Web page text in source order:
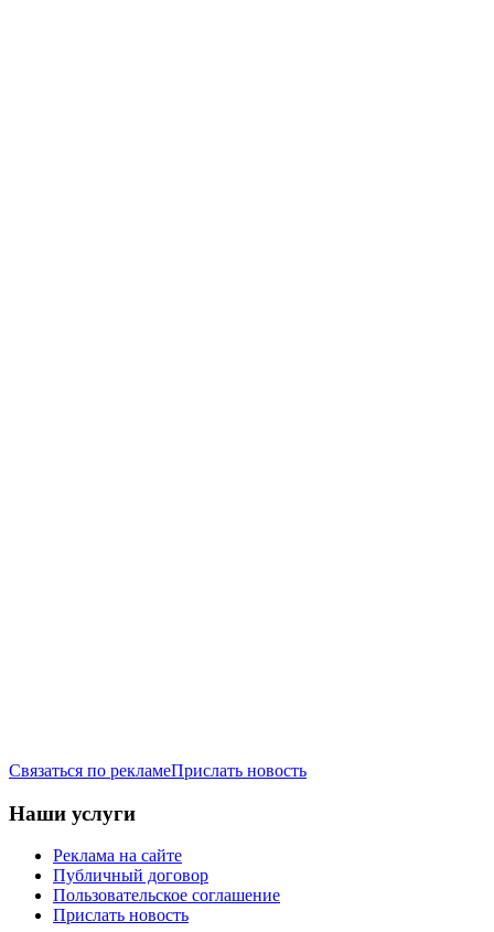
Связаться по рекламеПрислать новость
Наши услуги
Реклама на сайте
Публичный договор
Пользовательское соглашение
Прислать новость